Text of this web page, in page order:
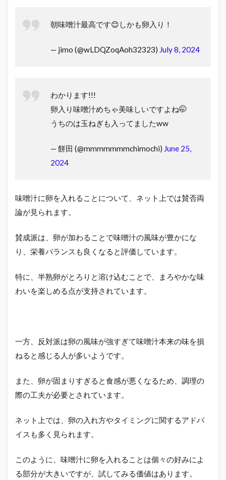
朝味噌汁最高です😊しかも卵入り！
— jimo (@wLDQZoqAoh32323) July 8, 2024
わかります!!!
卵入り味噌汁めちゃ美味しいですよね🤭
うちのは玉ねぎも入ってましたww
— 餅田 (@mmmmmmmchimochi) June 25,
2024
味噌汁に卵を入れることについて、ネット上では賛否両
論が見られます。
賛成派は、卵が加わることで味噌汁の風味が豊かにな
り、栄養バランスも良くなると評価しています。
特に、半熟卵がとろりと溶け込むことで、まろやかな味
わいを楽しめる点が支持されています。
一方、反対派は卵の風味が強すぎて味噌汁本来の味を損
ねると感じる人が多いようです。
また、卵が固まりすぎると食感が悪くなるため、調理の
際の工夫が必要とされています。
ネット上では、卵の入れ方やタイミングに関するアドバ
イスも多く見られます。
このように、味噌汁に卵を入れることは個々の好みによ
る部分が大きいですが、試してみる価値はあります。